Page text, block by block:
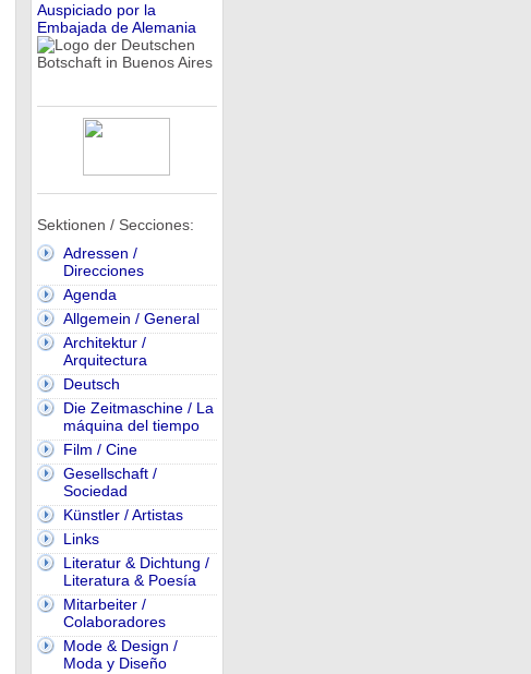
Auspiciado por la
Embajada de Alemania
Sektionen / Secciones:
Adressen /
Direcciones
Agenda
Allgemein / General
Architektur /
Arquitectura
Deutsch
Die Zeitmaschine / La
máquina del tiempo
Film / Cine
Gesellschaft /
Sociedad
Künstler / Artistas
Links
Literatur & Dichtung /
Literatura & Poesía
Mitarbeiter /
Colaboradores
Mode & Design /
Moda y Diseño